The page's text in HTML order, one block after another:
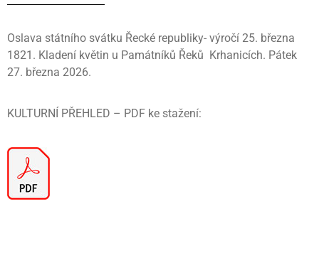
Oslava státního svátku Řecké republiky- výročí 25. března
1821. Kladení květin u Památníků Řeků Krhanicích. Pátek
27. března 2026.
KULTURNÍ PŘEHLED – PDF ke stažení: